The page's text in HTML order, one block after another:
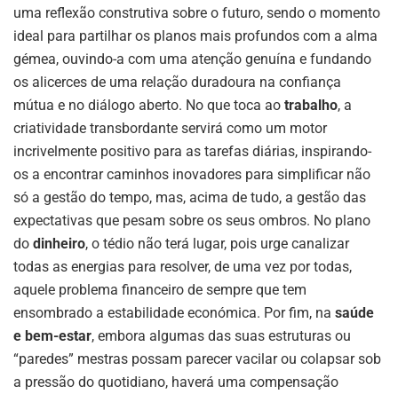
uma reflexão construtiva sobre o futuro, sendo o momento
ideal para partilhar os planos mais profundos com a alma
gémea, ouvindo-a com uma atenção genuína e fundando
os alicerces de uma relação duradoura na confiança
mútua e no diálogo aberto. No que toca ao trabalho, a
criatividade transbordante servirá como um motor
incrivelmente positivo para as tarefas diárias, inspirando-
os a encontrar caminhos inovadores para simplificar não
só a gestão do tempo, mas, acima de tudo, a gestão das
expectativas que pesam sobre os seus ombros. No plano
do dinheiro, o tédio não terá lugar, pois urge canalizar
todas as energias para resolver, de uma vez por todas,
aquele problema financeiro de sempre que tem
ensombrado a estabilidade económica. Por fim, na saúde
e bem-estar, embora algumas das suas estruturas ou
“paredes” mestras possam parecer vacilar ou colapsar sob
a pressão do quotidiano, haverá uma compensação